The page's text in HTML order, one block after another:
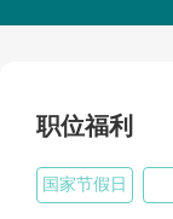
职位福利
国家节假日